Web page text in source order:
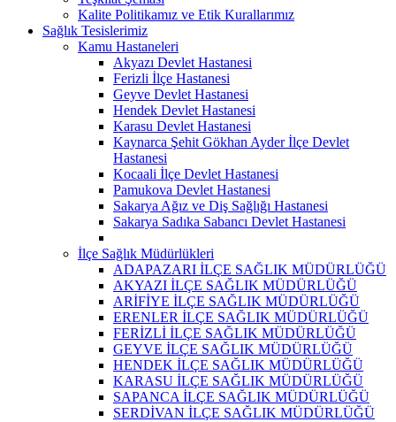
Kalite Politikamız ve Etik Kurallarımız
Sağlık Tesislerimiz
Kamu Hastaneleri
Akyazı Devlet Hastanesi
Ferizli İlçe Hastanesi
Geyve Devlet Hastanesi
Hendek Devlet Hastanesi
Karasu Devlet Hastanesi
Kaynarca Şehit Gökhan Ayder İlçe Devlet
Hastanesi
Kocaali İlçe Devlet Hastanesi
Pamukova Devlet Hastanesi
Sakarya Ağız ve Diş Sağlığı Hastanesi
Sakarya Sadıka Sabancı Devlet Hastanesi
İlçe Sağlık Müdürlükleri
ADAPAZARI İLÇE SAĞLIK MÜDÜRLÜĞÜ
AKYAZI İLÇE SAĞLIK MÜDÜRLÜĞÜ
ARİFİYE İLÇE SAĞLIK MÜDÜRLÜĞÜ
ERENLER İLÇE SAĞLIK MÜDÜRLÜĞÜ
FERİZLİ İLÇE SAĞLIK MÜDÜRLÜĞÜ
GEYVE İLÇE SAĞLIK MÜDÜRLÜĞÜ
HENDEK İLÇE SAĞLIK MÜDÜRLÜĞÜ
KARASU İLÇE SAĞLIK MÜDÜRLÜĞÜ
SAPANCA İLÇE SAĞLIK MÜDÜRLÜĞÜ
SERDİVAN İLÇE SAĞLIK MÜDÜRLÜĞÜ